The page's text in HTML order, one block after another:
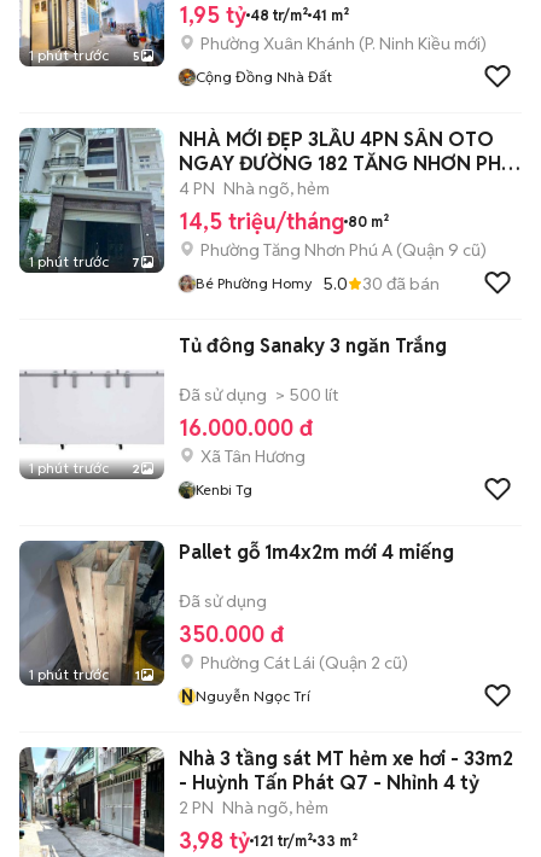
1 phút trước 5
1,95 tỷ 48 tr/m² 41 m²
Phường Xuân Khánh (P. Ninh Kiều mới)
Cộng Đồng Nhà Đất
1 phút trước 7
NHÀ MỚI ĐẸP 3LẦU 4PN SÂN OTO
NGAY ĐƯỜNG 182 TĂNG NHƠN PHÚ
A Q9
4 PN Nhà ngõ, hẻm
14,5 triệu/tháng 80 m²
Phường Tăng Nhơn Phú A (Quận 9 cũ)
Bé Phường Homy 5.0 30 đã bán
1 phút trước 2
Tủ đông Sanaky 3 ngăn Trắng
Đã sử dụng > 500 lít
16.000.000 đ
Xã Tân Hương
Kenbi Tg
1 phút trước 1
Pallet gỗ 1m4x2m mới 4 miếng
Đã sử dụng
350.000 đ
Phường Cát Lái (Quận 2 cũ)
NNguyễn Ngọc Trí
Nhà 3 tầng sát MT hẻm xe hơi - 33m2
- Huỳnh Tấn Phát Q7 - Nhỉnh 4 tỷ
2 PN Nhà ngõ, hẻm
3,98 tỷ 121 tr/m² 33 m²